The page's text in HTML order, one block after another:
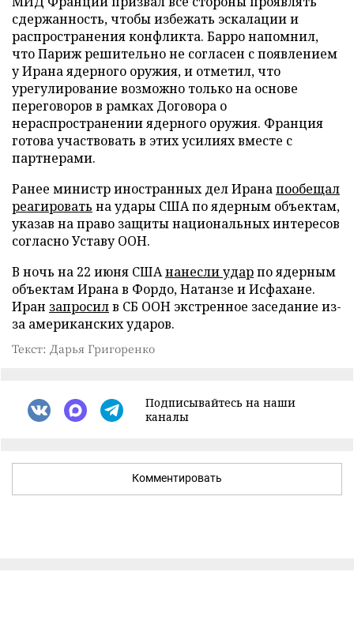
сдержанность, чтобы избежать эскалации и
распространения конфликта. Барро напомнил,
что Париж решительно не согласен с появлением
у Ирана ядерного оружия, и отметил, что
урегулирование возможно только на основе
переговоров в рамках Договора о
нераспространении ядерного оружия. Франция
готова участвовать в этих усилиях вместе с
партнерами.
Ранее министр иностранных дел Иранапообещал
реагировать на удары США по ядерным объектам,
указав на право защиты национальных интересов
согласно Уставу ООН.
В ночь на 22 июня СШАнанесли ударпо ядерным
объектам Ирана в Фордо, Натанзе и Исфахане.
Иран запросилв СБ ООН экстренное заседание из-
за американских ударов.
Текст: Дарья Григоренко
Подписывайтесь на наши
каналы
Комментировать